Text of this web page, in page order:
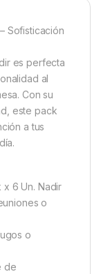
Sofisticación
es perfecta
al
Con su
este pack
a tus
6 Un. Nadir
o
o
de